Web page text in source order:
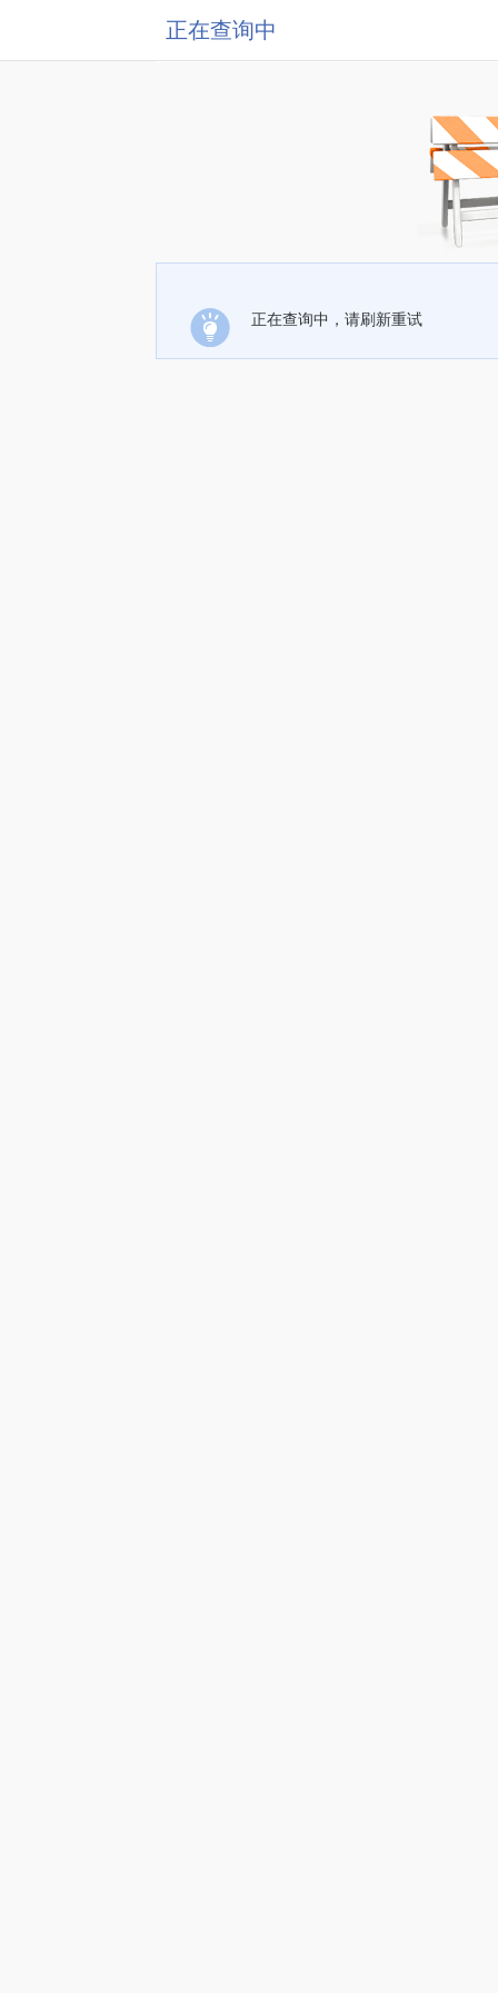
正在查询中
正在查询中，请刷新重试